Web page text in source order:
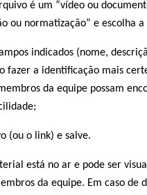
é um “vídeo ou
ou normatização” e escolha a
indicados (nome,
fazer a identificação mais
da equipe possam
(ou o link) e salve.
está no ar e pode ser
da equipe. Em caso de